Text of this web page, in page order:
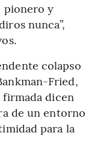
pionero y
nunca”,
colapso
Fried,
dicen
de un entorno
para la